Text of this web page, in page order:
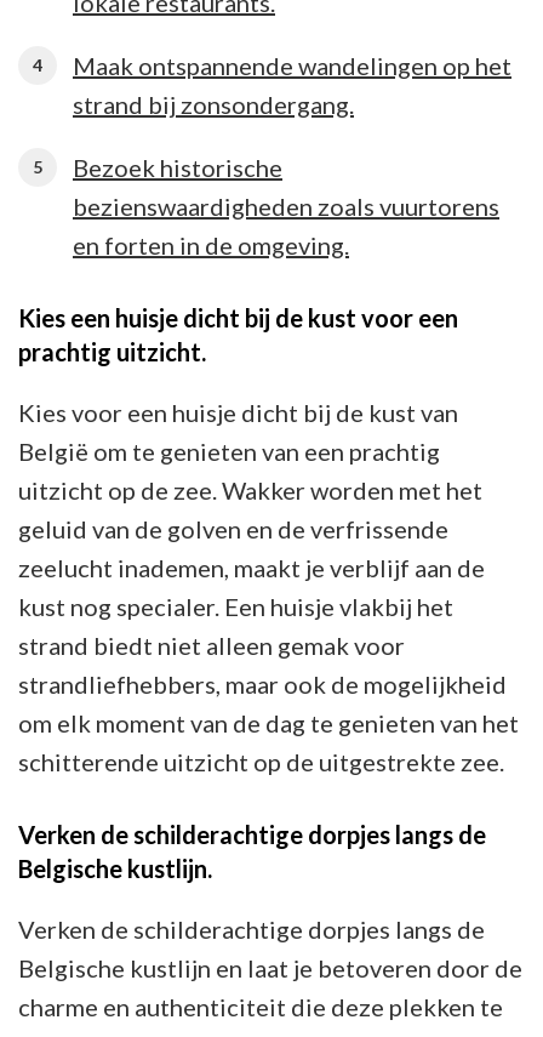
Maak ontspannende wandelingen op het
strand bij zonsondergang.
Bezoek historische
bezienswaardigheden zoals vuurtorens
en forten in de omgeving.
Kies een huisje dicht bij de kust voor een
prachtig uitzicht.
Kies voor een huisje dicht bij de kust van
België om te genieten van een prachtig
uitzicht op de zee. Wakker worden met het
geluid van de golven en de verfrissende
zeelucht inademen, maakt je verblijf aan de
kust nog specialer. Een huisje vlakbij het
strand biedt niet alleen gemak voor
strandliefhebbers, maar ook de mogelijkheid
om elk moment van de dag te genieten van het
schitterende uitzicht op de uitgestrekte zee.
Verken de schilderachtige dorpjes langs de
Belgische kustlijn.
Verken de schilderachtige dorpjes langs de
Belgische kustlijn en laat je betoveren door de
charme en authenticiteit die deze plekken te